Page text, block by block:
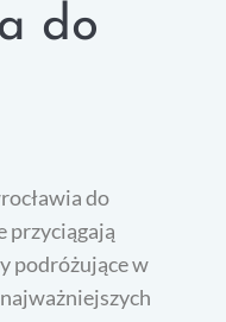
do
do
przyciągają
podróżujące w